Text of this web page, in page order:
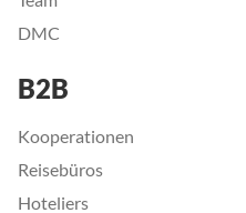
DMC
B2B
Kooperationen
Reisebüros
Hoteliers